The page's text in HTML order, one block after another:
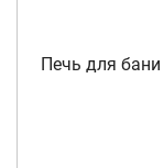
Печь для